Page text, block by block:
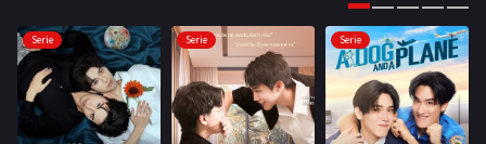
Serie Serie Serie